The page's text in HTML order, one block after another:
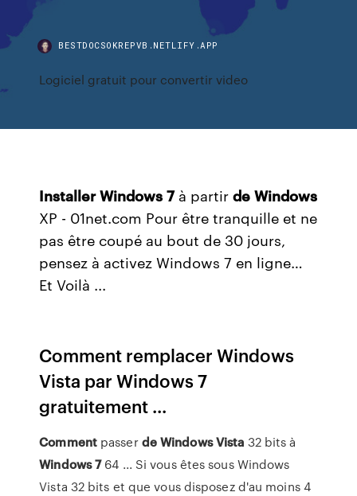
BESTDOCSOKREPVB.NETLIFY.APP
Logiciel gratuit pour convertir video
Installer Windows 7à partirde Windows
XP - 01net.com Pour être tranquille et ne
pas être coupé au bout de 30 jours,
pensez à activez Windows 7 en ligne…
Et Voilà ...
Comment remplacer Windows
Vista par Windows 7
gratuitement ...
CommentpasserdeWindows Vista 32 bits à
Windows764 ... Si vous êtes sous Windows
Vista 32 bits et que vous disposez d'au moins 4